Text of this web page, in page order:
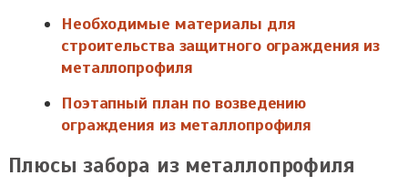
Необходимые материалы для
строительства защитного ограждения из
металлопрофиля
Поэтапный план по возведению
ограждения из металлопрофиля
Плюсы забора из металлопрофиля